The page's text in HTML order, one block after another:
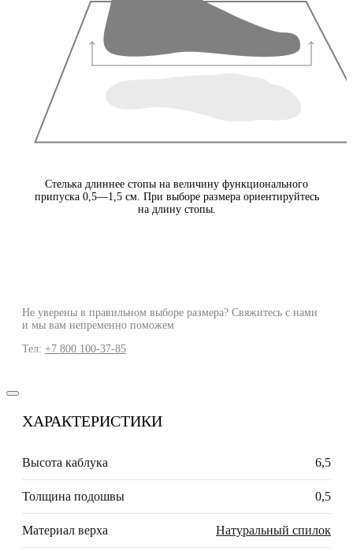
Стелька длиннее стопы на величину функционального
припуска 0,5—1,5 см. При выборе размера ориентируйтесь
на длину стопы.
Не уверены в правильном выборе размера? Свяжитесь с нами
и мы вам непременно поможем
Тел: +7 800 100-37-85
ХАРАКТЕРИСТИКИ
Высота каблука 6,5
Толщина подошвы 0,5
Материал верха Натуральный спилок